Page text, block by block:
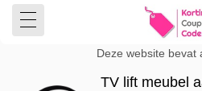
Deze website bevat
TV lift meubel